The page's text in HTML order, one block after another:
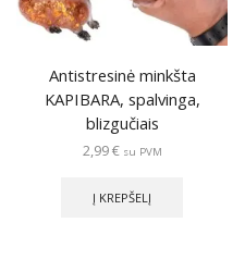
Antistresinė minkšta
KAPIBARA, spalvinga,
blizgučiais
2,99€ su PVM
Į KREPŠELĮ